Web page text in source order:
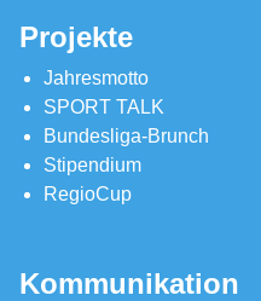
Projekte
Jahresmotto
SPORT TALK
Bundesliga-Brunch
Stipendium
RegioCup
Kommunikation